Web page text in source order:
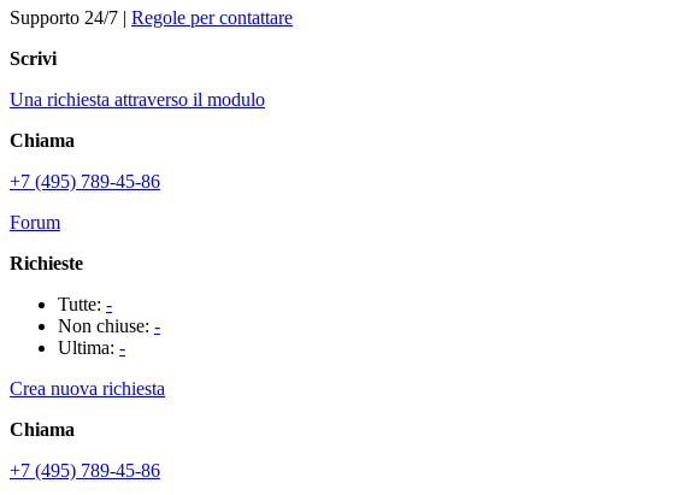
Supporto 24/7 | Regole per contattare
Scrivi
Una richiesta attraverso il modulo
Chiama
+7 (495) 789-45-86
Forum
Richieste
Tutte: -
Non chiuse: -
Ultima: -
Crea nuova richiesta
Chiama
+7 (495) 789-45-86